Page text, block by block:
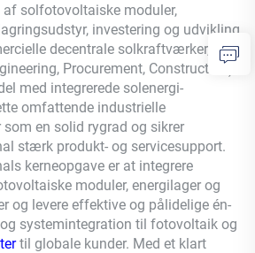
solfotovoltaiske moduler,
investering og udvikling
decentrale solkraftværker,
Procurement, Construction)
med integrerede solenergi-
omfattende industrielle
en solid rygrad og sikrer
stærk produkt- og servicesupport.
kerneopgave er at integrere
moduler, energilager og
og levere effektive og pålidelige én-
systemintegration til fotovoltaik og
til globale kunder. Med et klart